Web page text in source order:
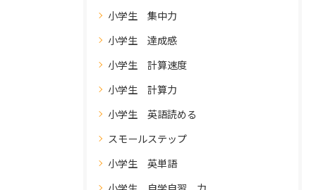
小学生 集中力
小学生 達成感
小学生 計算速度
小学生 計算力
小学生 英語読める
スモールステップ
小学生 英単語